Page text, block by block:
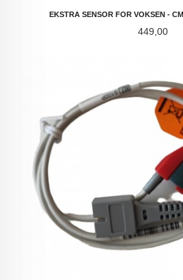
EKSTRA SENSOR FOR VOKSEN -
Pris
449,00